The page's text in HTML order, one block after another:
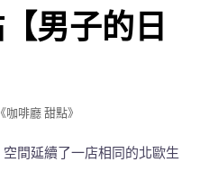
男子的日
咖啡廳 甜點》
空間延續了一店相同的北歐生